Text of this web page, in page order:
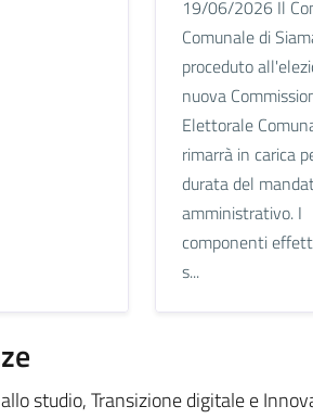
19/06/2026 Il
Comunale di
proceduto
nuova
Elettorale
rimarrà in carica
durata del
amministrativo. I
componenti
s...
studio, Transizione digitale e